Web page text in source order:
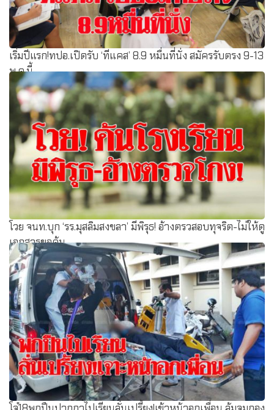
เริ่มปีแรก!ทปอ.เปิดรับ ‘ทีแคส’ 8.9 หมื่นที่นั่ง สมัครรับตรง 9-13
พ.ค.นี้
โวย จนท.บุก ‘รร.มุสลิมสงขลา’ มีพิรุธ! อ้างตรวสอบทุจริต-ไม่ให้ดู
เอกสารขอค้น